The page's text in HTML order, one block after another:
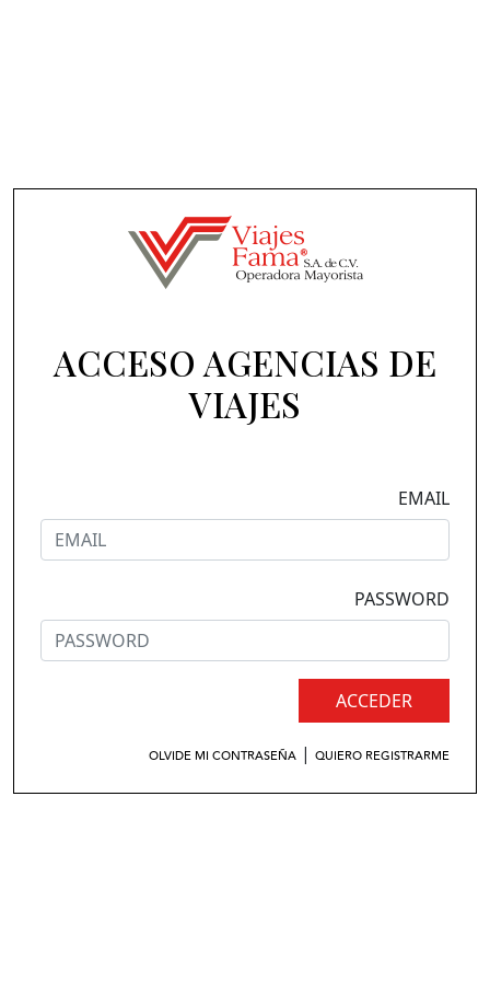
ACCESO AGENCIAS DE
VIAJES
EMAIL
PASSWORD
ACCEDER
OLVIDE MI CONTRASEÑA | QUIERO REGISTRARME